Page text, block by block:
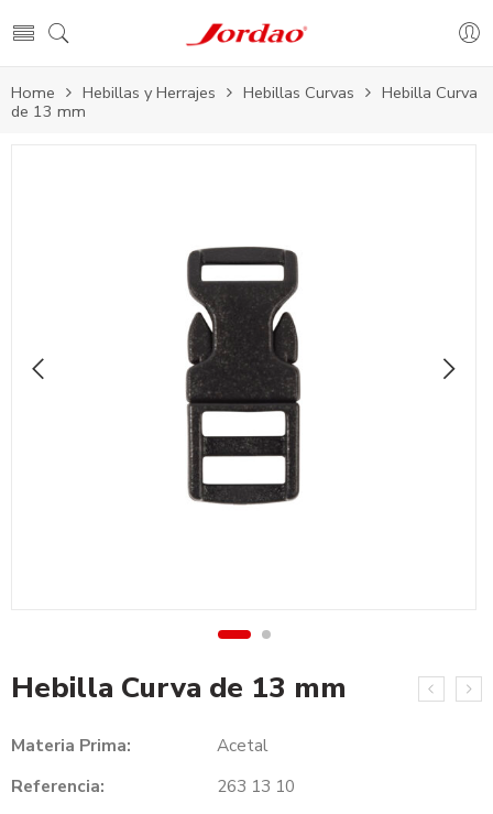
Home Hebillas y Herrajes Hebillas Curvas
Hebilla Curva
de 13 mm
Hebilla Curva de 13 mm
Materia Prima:
Acetal
Referencia:
263 13 10